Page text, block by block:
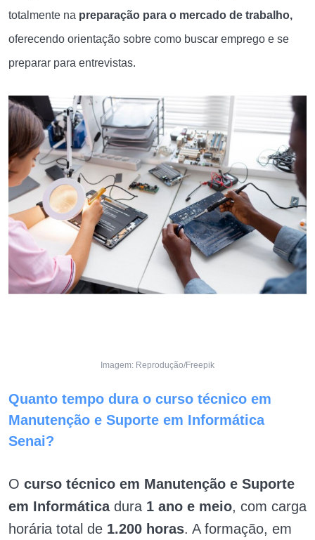
totalmente na preparação para o mercado de trabalho,
oferecendo orientação sobre como buscar emprego e se
preparar para entrevistas.
Imagem: Reprodução/Freepik
Quanto tempo dura o curso técnico em
Manutenção e Suporte em Informática
Senai?
O curso técnico em Manutenção e Suporte
em Informáticadura 1 ano e meio, com carga
horária total de 1.200 horas. A formação, em